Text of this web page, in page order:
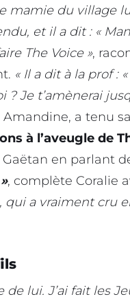
mamie du village
et il a dit : «
The Voice »,
« Il a dit à la prof :
Je t’amènerai
Amandine, a tenu
à l’aveugle de
Gaëtan en parlant
, complète Coralie
qui a vraiment cru
lui. J’ai fait les